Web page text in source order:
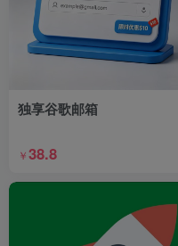
独享谷歌邮箱
￥38.8